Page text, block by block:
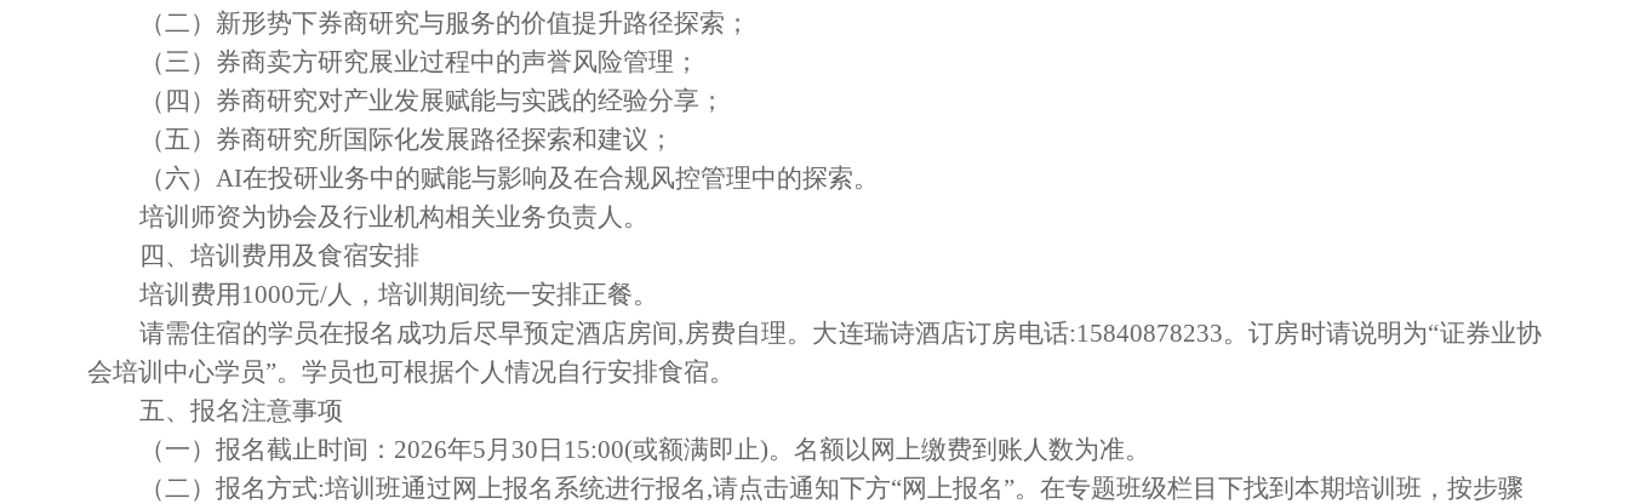
（二） 新形势下券商研究与服务的价值提升路径探索 ；
（三） 券商卖方研究展业过程中的声誉风险管理 ；
（四） 券商研究对产业发展赋能与实践的经验分享 ；
（五） 券商研究所国际化发展路径探索和建议 ；
（六） AI在投研业务中的赋能与影响及在合规风控管理中的探索。
培训师资为协会及行业机构相关业务负责人。
四、培训费用及食宿安排
培训费用 1000元/人，培训期间统一安排正餐。
请需住宿的学员在报名成功后尽早预定酒店房间,房费自理。 大连瑞诗酒店订房电话:15840878233。订房时请说明为“证券业协
会培训中心学员”。学员也可根据个人情况自行安排食宿。
五、报名注意事项
（一）报名截止时间：2026年5月 30 日15:00(或额满即止)。名额以网上缴费到账人数为准。
（二）报名方式:培训班通过网上报名系统进行报名,请点击通知下方“网上报名”。在专题班级栏目下找到本期培训班，按步骤